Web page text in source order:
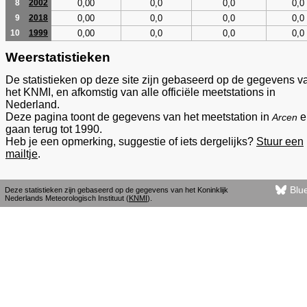
8 2002 0,00 0,0 0,0 0,0
9 2018 0,00 0,0 0,0 0,0
10 1999 0,00 0,0 0,0 0,0
Weerstatistieken
De statistieken op deze site zijn gebaseerd op de gegevens
het KNMI, en afkomstig van alle officiële meetstations in
Nederland.
Deze pagina toont de gegevens van het meetstation in Arcen
gaan terug tot 1990.
Heb je een opmerking, suggestie of iets dergelijks? Stuur een
mailtje.
Deze statistieken zijn gebaseerd op de gegevens van het Koninklijk
Nederlands Meteorologisch Instituut (KNMI).